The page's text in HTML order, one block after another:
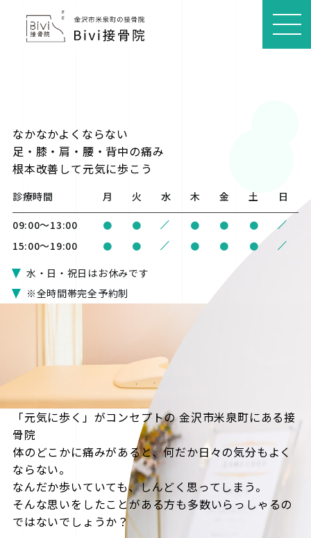
MEN
U
なかなかよくならない
足・膝・肩・腰・背中の痛み
根本改善 して元気に歩こう
診療時間 月 火 水 木 金 土 日
09:00〜13:00 ● ● / ● ● ● /
15:00〜19:00 ● ● / ● ● ● /
水・日・祝日はお休みです
※全時間帯完全予約制
「元気に歩く」がコンセプトの金沢市米泉町にある接
骨院
体のどこかに痛みがあると、何だか日々の気分もよく
ならない。
なんだか歩いていても、しんどく思ってしまう。
そんな思いをしたことがある方も多数いらっしゃるの
ではないでしょうか？